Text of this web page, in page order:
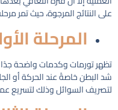
على النتائج المرجوة، حيث تمر
المرحلة
تظهر تورمات وكدمات واضحة
شد البطنخاصةً عند الحركة أو
لتصريف السوائل وذلك لتسريع